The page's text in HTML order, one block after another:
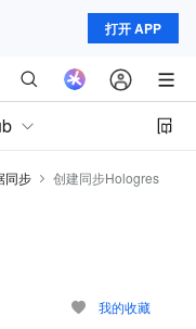
打开 APP
同步 创建同步Hologres
我的收藏